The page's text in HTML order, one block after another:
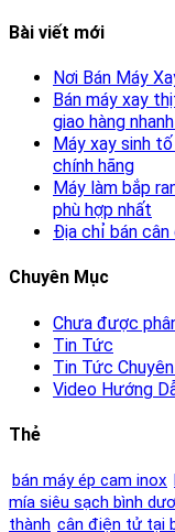
Bài viết mới
Nơi Bán Máy
Bán máy xay
giao hàng
Máy xay sinh
chính hãng
Máy làm bắp
phù hợp nhất
Địa chỉ bán cân
Chuyên Mục
Chưa được
Tin Tức
Tin Tức
Video Hướng
Thẻ
bán máy ép cam inox
mía siêu sạch bình
thành cân điện tử tại